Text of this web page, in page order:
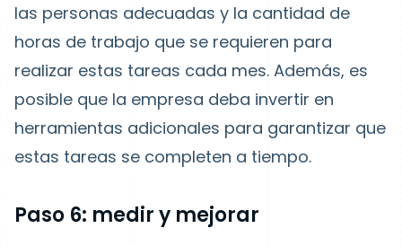
las personas adecuadas y la cantidad de
horas de trabajo que se requieren para
realizar estas tareas cada mes. Además, es
posible que la empresa deba invertir en
herramientas adicionales para garantizar que
estas tareas se completen a tiempo.
Paso 6: medir y mejorar